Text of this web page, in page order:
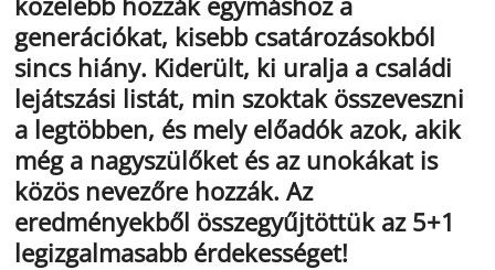
generációkat, kisebb csatározásokból
sincs hiány. Kiderült, ki uralja a családi
lejátszási listát, min szoktak összeveszni
a legtöbben, és mely előadók azok, akik
még a nagyszülőket és az unokákat is
közös nevezőre hozzák. Az
eredményekből összegyűjtöttük az 5+1
legizgalmasabb érdekességet!